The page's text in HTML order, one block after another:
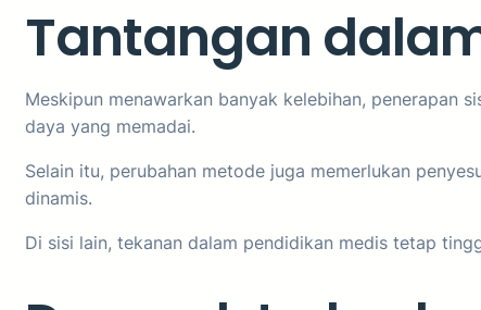
Tantangan
Meskipun menawarkan banyak kelebihan, penerapan
daya yang memadai.
Selain itu, perubahan metode juga memerlukan
dinamis.
Di sisi lain, tekanan dalam pendidikan medis tetap